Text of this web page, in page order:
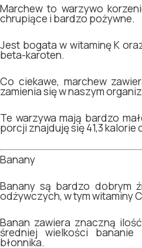
Marchew to warzywo
chrupiące i bardzo pożywne.
Jest bogata w witaminę K
beta-karoten.
Co ciekawe, marchew
zamienia się w naszym
Te warzywa mają bardzo
porcji znajduję się 41,3 kalorie
Banany
Banany są bardzo dobrym
odżywczych, w tym witaminy
Banan zawiera znaczną
średniej wielkości bananie
błonnika.